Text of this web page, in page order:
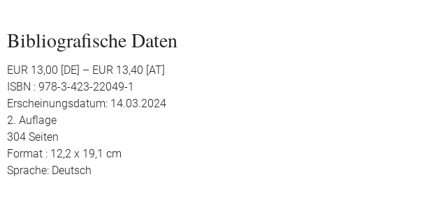
Bibliografische Daten
EUR 13,00 [DE] – EUR 13,40 [AT]
ISBN : 978-3-423-22049-1
Erscheinungsdatum: 14.03.2024
2. Auflage
304 Seiten
Format : 12,2 x 19,1 cm
Sprache: Deutsch